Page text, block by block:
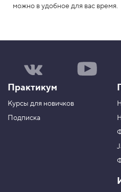
можно в удобное для вас время.
а
а
р
у
Н
а
Практикум
Курсы для новичков
Подписка